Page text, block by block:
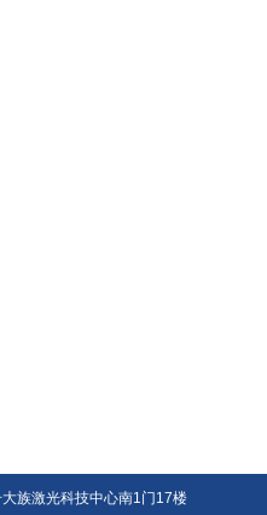
族激光科技中心南1门17楼